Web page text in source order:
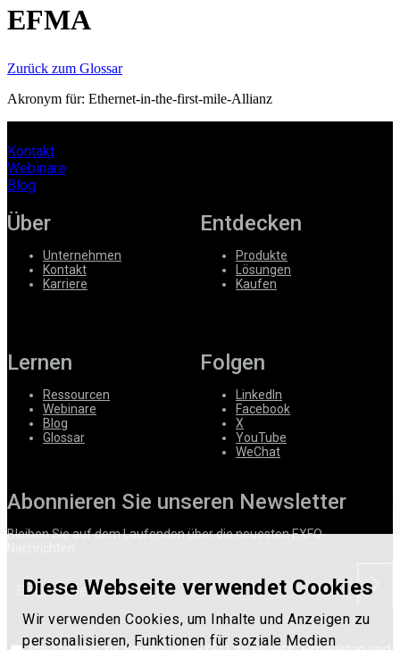
Diese Webseite verwendet Cookies
Wir verwenden Cookies, um Inhalte und Anzeigen zu
personalisieren, Funktionen für soziale Medien
Register Anmeldung
Suppliers
EFMA
Zurück zum Glossar
Akronym für: Ethernet-in-the-first-mile-Allianz
Kontakt
Webinare
Blog
Über
Unternehmen
Kontakt
Karriere
Entdecken
Produkte
Lösungen
Kaufen
Lernen
Ressourcen
Webinare
Blog
Glossar
Folgen
LinkedIn
Facebook
X
YouTube
WeChat
Abonnieren Sie unseren Newsletter
Bleiben Sie auf dem Laufenden über die neuesten EXFO-